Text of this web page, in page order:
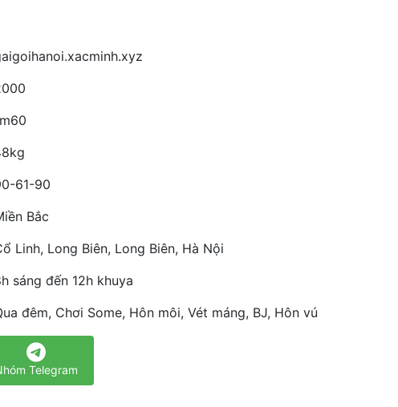
61-90
Bắc
Linh, Long Biên, Long Biên, Hà Nội
sáng đến 12h khuya
đêm, Chơi Some, Hôn môi, Vét máng, BJ, Hôn vú
Telegram